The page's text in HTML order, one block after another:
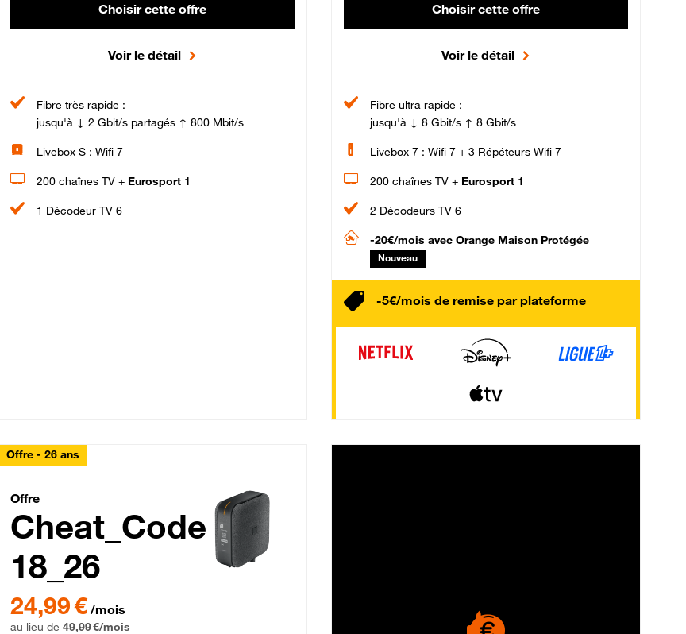
Choisir cette offre
Voir le détail
Fibre très rapide :
jusqu'à ↓ 2 Gbit/s partagés ↑ 800 Mbit/s
Livebox S : Wifi 7
200 chaînes TV + Eurosport 1
1 Décodeur TV 6
Choisir cette offre
Voir le détail
Fibre ultra rapide :
jusqu'à ↓ 8 Gbit/s ↑ 8 Gbit/s
Livebox 7 : Wifi 7 + 3 Répéteurs Wifi 7
200 chaînes TV + Eurosport 1
2 Décodeurs TV 6
-20€/mois avec Orange Maison Protégée
Nouveau
-5€/mois de remise par plateforme
Offre - 26 ans
Cheat_Code Fibre_18_26
Offre
Cheat_Code
18_26
24,99 € /mois
au lieu de 49,99 €/mois